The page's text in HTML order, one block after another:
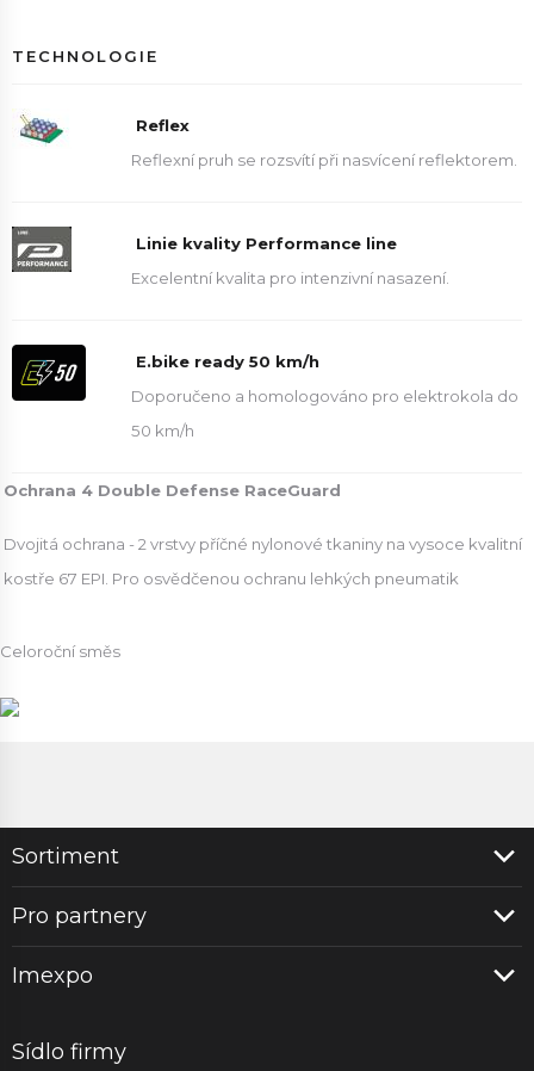
TECHNOLOGIE
Reflex
Reflexní pruh se rozsvítí při nasvícení reflektorem.
Linie kvality Performance line
Excelentní kvalita pro intenzivní nasazení.
E.bike ready 50 km/h
Doporučeno a homologováno pro elektrokola do
50 km/h
Ochrana 4 Double Defense RaceGuard
Dvojitá ochrana - 2 vrstvy příčné nylonové tkaniny na vysoce kvalitní
kostře 67 EPI. Pro osvědčenou ochranu lehkých pneumatik
Celoroční směs
Sortiment
Pro partnery
Imexpo
Sídlo firmy